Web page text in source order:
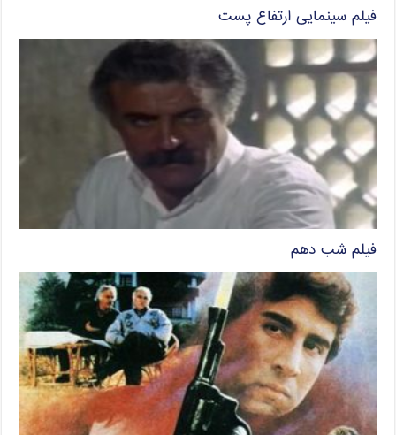
فیلم سینمایی ارتفاع پست
فیلم شب دهم